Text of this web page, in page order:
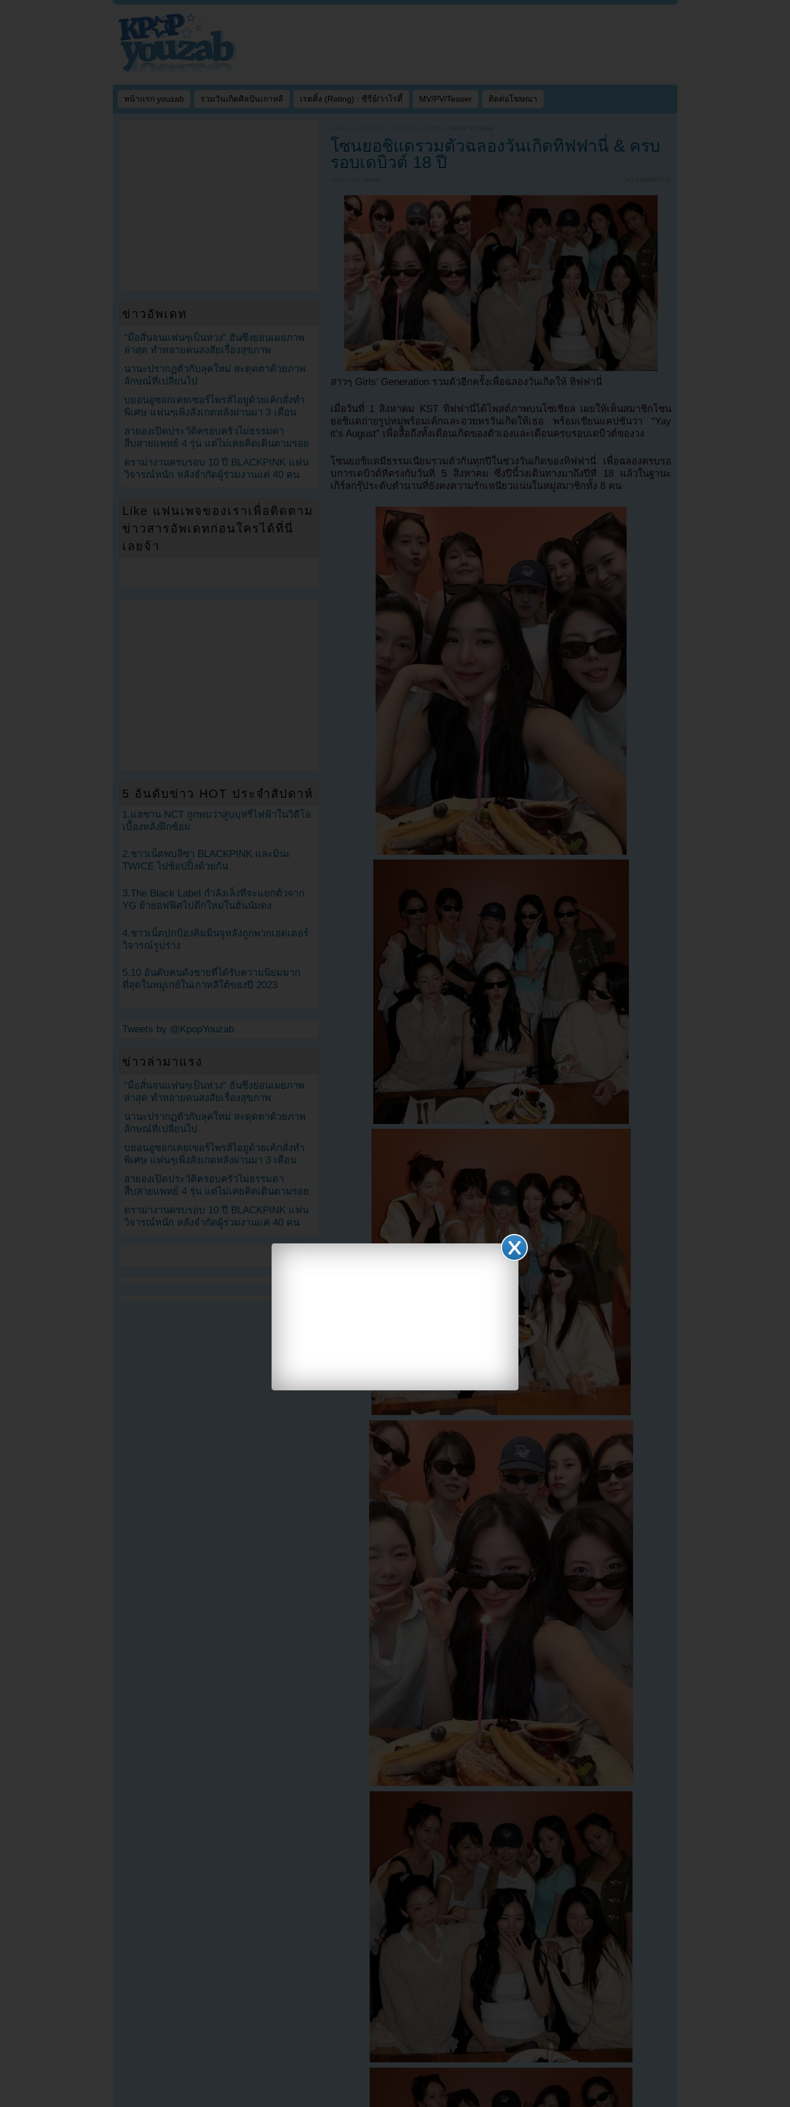
หน้าแรก youzab รวมวันเกิดศิลปินเกาหลี เรตติ้ง (Rating) : ซีรี่ย์/วาไรตี้ MV/PV/Teaser ติดต่อโฆษณา
KPOP YOUZAB
โซนยอชิแดรวมตัวฉลองวันเกิดทิฟฟานี่ & ครบ
รอบเดบิวต์ 18 ปี
NEWS NO COMMENTS
สาวๆ Girls’ Generation รวมตัวอีกครั้งเพื่อฉลองวันเกิดให้ ทิฟฟานี่
เมื่อวันที่ 1 สิงหาคม KST ทิฟฟานี่ได้โพสต์ภาพบนโซเชียล เผยให้เห็นสมาชิกโซน
ยอชิแดถ่ายรูปหมู่พร้อมเค้กและอวยพรวันเกิดให้เธอ พร้อมเขียนแคปชันว่า “Yay
it’s August” เพื่อสื่อถึงทั้งเดือนเกิดของตัวเองและเดือนครบรอบเดบิวต์ของวง
โซนยอชิแดมีธรรมเนียมรวมตัวกันทุกปีในช่วงวันเกิดของทิฟฟานี่ เพื่อฉลองครบรอ
บการเดบิวต์ที่ตรงกับวันที่ 5 สิงหาคม ซึ่งปีนี้วงเดินทางมาถึงปีที่ 18 แล้วในฐานะ
เกิร์ลกรุ๊ประดับตำนานที่ยังคงความรักเหนียวแน่นในหมู่สมาชิกทั้ง 8 คน
ข่าวอัพเดท
“มือสั่นจนแฟนๆเป็นห่วง” ฮันซึงยอนเผยภาพ
ล่าสุด ทำหลายคนสงสัยเรื่องสุขภาพ
นานะปรากฏตัวกับลุคใหม่ สะดุดตาด้วยภาพ
ลักษณ์ที่เปลี่ยนไป
บยอนอูซอกเคยเซอร์ไพรส์ไอยูด้วยเค้กสั่งทำ
พิเศษ แฟนๆเพิ่งสังเกตหลังผ่านมา 3 เดือน
ฮายองเปิดประวัติครอบครัวไม่ธรรมดา
สืบสายแพทย์ 4 รุ่น แต่ไม่เคยคิดเดินตามรอย
ดราม่างานครบรอบ 10 ปี BLACKPINK แฟน
วิจารณ์หนัก หลังจำกัดผู้ร่วมงานแค่ 40 คน
Like แฟนเพจของเราเพื่อติดตาม
ข่าวสารอัพเดทก่อนใครได้ที่นี่
เลยจ้า
5 อันดับข่าว HOT ประจำสัปดาห์
1.แฮชาน NCT ถูกพบว่าสูบบุหรี่ไฟฟ้าในวิดีโอ
เบื้องหลังฝึกซ้อม
2.ชาวเน็ตพบลิซ่า BLACKPINK และมินะ
TWICE ไปช้อปปิ้งด้วยกัน
3.The Black Label กำลังเล็งที่จะแยกตัวจาก
YG ย้ายอฟฟิศไปตึกใหม่ในฮันนัมดง
4.ชาวเน็ตปกป้องคิมมินจูหลังถูกพวกเฮดเตอร์
วิจารณ์รูปร่าง
5.10 อันดับคนดังชายที่ได้รับความนิยมมาก
ที่สุดในหมู่เกย์ในเกาหลีใต้ของปี 2023
Tweets by @KpopYouzab
ข่าวล่ามาแรง
“มือสั่นจนแฟนๆเป็นห่วง” ฮันซึงยอนเผยภาพ
ล่าสุด ทำหลายคนสงสัยเรื่องสุขภาพ
นานะปรากฏตัวกับลุคใหม่ สะดุดตาด้วยภาพ
ลักษณ์ที่เปลี่ยนไป
บยอนอูซอกเคยเซอร์ไพรส์ไอยูด้วยเค้กสั่งทำ
พิเศษ แฟนๆเพิ่งสังเกตหลังผ่านมา 3 เดือน
ฮายองเปิดประวัติครอบครัวไม่ธรรมดา
สืบสายแพทย์ 4 รุ่น แต่ไม่เคยคิดเดินตามรอย
ดราม่างานครบรอบ 10 ปี BLACKPINK แฟน
วิจารณ์หนัก หลังจำกัดผู้ร่วมงานแค่ 40 คน